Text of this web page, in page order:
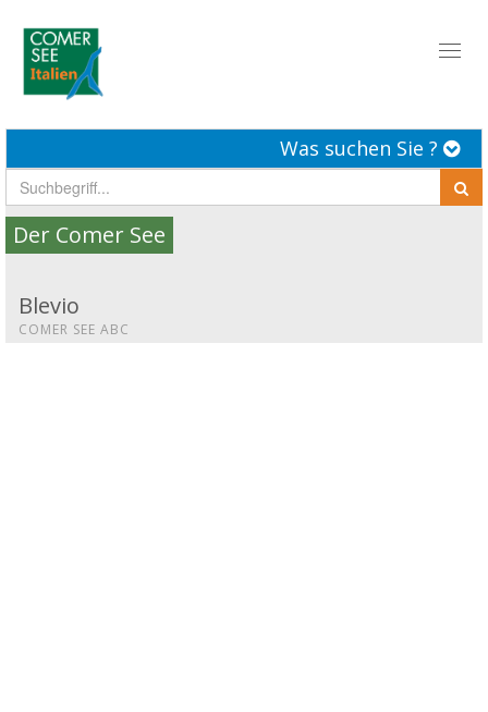
Was suchen Sie ?
Der Comer See
Blevio
COMER SEE ABC